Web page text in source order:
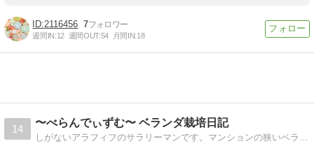
2116456 7
週間IN:12 週間OUT:54 月間IN:18
14
〜べらんでぃずむ〜 ベランダ栽培日記
しがないアラフィフのサラリーマンです。マンションの狭いベランダで四苦八苦しながら植物栽培を楽しんでいます♪